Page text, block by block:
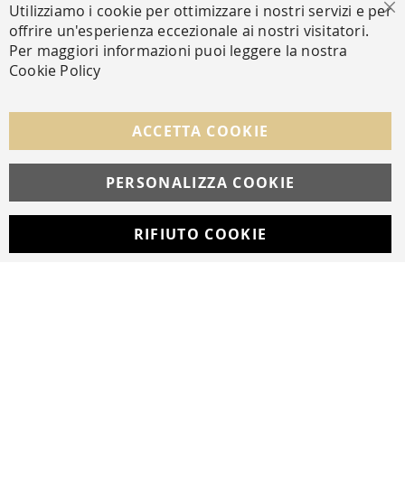
SECURE PAYMENTS
FOLLOW US ON SOCIAL MEDIA
Utilizziamo i cookie per ottimizzare i nostri servizi e per
offrire un'esperienza eccezionale ai nostri visitatori.
Per maggiori informazioni puoi leggere la nostra
Cookie Policy
ACCETTA COOKIE
PERSONALIZZA COOKIE
RIFIUTO COOKIE